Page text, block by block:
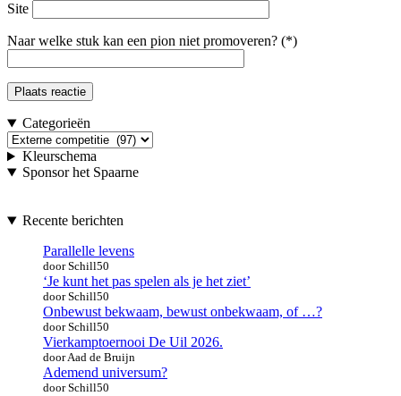
Site
Naar welke stuk kan een pion niet promoveren? (*)
Categorieën
Categorieën
Kleurschema
Sponsor het Spaarne
Recente berichten
Parallelle levens
door Schill50
‘Je kunt het pas spelen als je het ziet’
door Schill50
Onbewust bekwaam, bewust onbekwaam, of …?
door Schill50
Vierkamptoernooi De Uil 2026.
door Aad de Bruijn
Ademend universum?
door Schill50